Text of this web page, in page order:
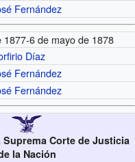
Fernández
1877-6 de mayo de 1878
Díaz
Fernández
Fernández
Suprema Corte de Justicia
la Nación